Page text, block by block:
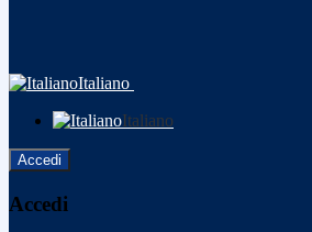
Italiano
Italiano
Accedi
Accedi